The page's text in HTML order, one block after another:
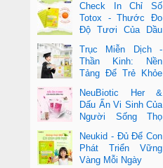
Của DHA Và Vi ChấtCheck In Chỉ Số
Totox - Thước Đo
Độ Tươi Của Dầu
Cá Cao Cấp
Trục Miễn Dịch -
Thần Kinh: Nền
Tảng Để Trẻ Khỏe
Vượt Trội
NeuBiotic Her &
Dấu Ấn Vi Sinh Của
Người Sống Thọ
Một Cuộc Sống Khỏe Dài Lâu
Neukid - Đủ Để Con
Phát Triển Vững
Vàng Mỗi Ngày